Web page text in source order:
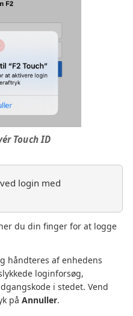
Touch ID
login med
du din finger for at logge
håndteres af enhedens
loginforsøg,
i stedet. Vend
på Annuller.